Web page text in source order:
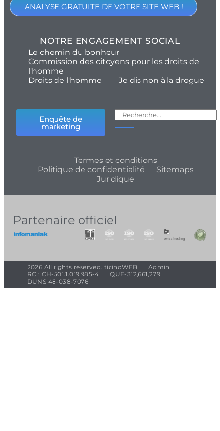
ANALYSE GRATUITE DE VOTRE SITE WEB !
NOTRE ENGAGEMENT SOCIAL
Le chemin du bonheur
Commission des citoyens pour les droits de
l'homme
Droits de l'homme
Je dis non à la drogue
Enquête de
marketing
Termes et conditions
Politique de confidentialité
Sitemaps
Juridique
Partenaire officiel
2026 All rights reserved. ticinoWEB
Admin
RC : CH-501.1.019.985-4
QUE-312,661,279
DUNS 48-038-7076